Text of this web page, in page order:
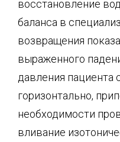
восстановление
баланса в
возвращения
выраженного
давления пациента
горизонтально,
необходимости
вливание